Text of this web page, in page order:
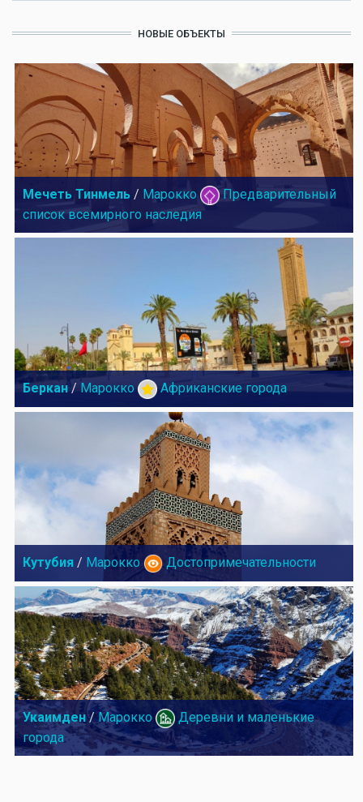
НОВЫЕ ОБЪЕКТЫ
Мечеть Тинмель / Марокко
Предварительный
список всемирного наследия
Беркан / Марокко Африканские города
Кутубия / Марокко Достопримечательности
Укаимден/ Марокко
Деревни и маленькие
города